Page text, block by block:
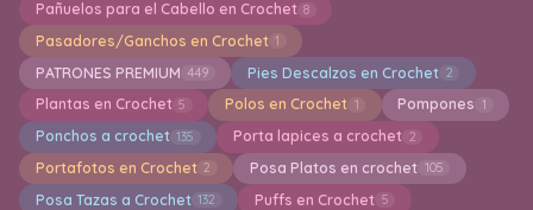
Pañuelos para el Cabello en Crochet 8
Pasadores/Ganchos en Crochet 1
PATRONES PREMIUM 449 Pies Descalzos en Crochet 2
Plantas en Crochet 5 Polos en Crochet 1 Pompones 1
Ponchos a crochet 135 Porta lapices a crochet 2
Portafotos en Crochet 2 Posa Platos en crochet 105
Posa Tazas a Crochet 132 Puffs en Crochet 5